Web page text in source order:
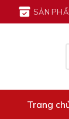
SẢN
Trang